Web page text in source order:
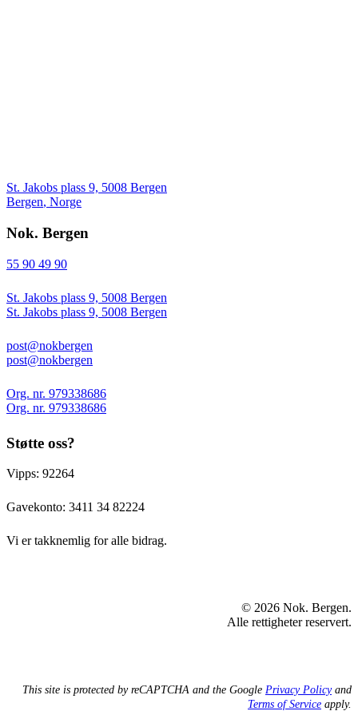
St. Jakobs plass 9, 5008 Bergen
Bergen, Norge
Nok. Bergen
55 90 49 90
St. Jakobs plass 9, 5008 Bergen
St. Jakobs plass 9, 5008 Bergen
post@nokbergen
post@nokbergen
Org. nr. 979338686
Org. nr. 979338686
Støtte oss?
Vipps: 92264
Gavekonto: 3411 34 82224
Vi er takknemlig for alle bidrag.
© 2026 Nok. Bergen.
Alle rettigheter reservert.
This site is protected by reCAPTCHA and the Google Privacy Policyand
Terms of Service apply.